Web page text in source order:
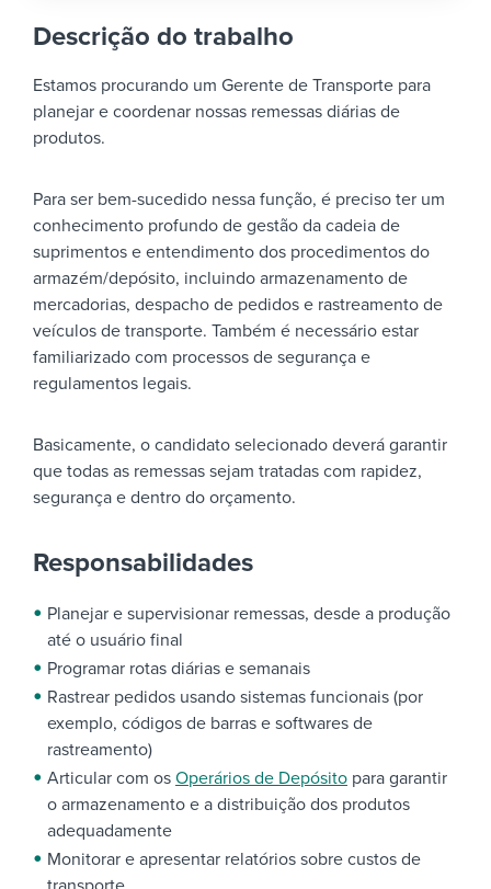
Descrição do trabalho
Estamos procurando um Gerente de Transporte para
planejar e coordenar nossas remessas diárias de
produtos.
Para ser bem-sucedido nessa função, é preciso ter um
conhecimento profundo de gestão da cadeia de
suprimentos e entendimento dos procedimentos do
armazém/depósito, incluindo armazenamento de
mercadorias, despacho de pedidos e rastreamento de
veículos de transporte. Também é necessário estar
familiarizado com processos de segurança e
regulamentos legais.
Basicamente, o candidato selecionado deverá garantir
que todas as remessas sejam tratadas com rapidez,
segurança e dentro do orçamento.
Responsabilidades
Planejar e supervisionar remessas, desde a produção
até o usuário final
Programar rotas diárias e semanais
Rastrear pedidos usando sistemas funcionais (por
exemplo, códigos de barras e softwares de
rastreamento)
Articular com os Operários de Depósito para garantir
o armazenamento e a distribuição dos produtos
adequadamente
Monitorar e apresentar relatórios sobre custos de